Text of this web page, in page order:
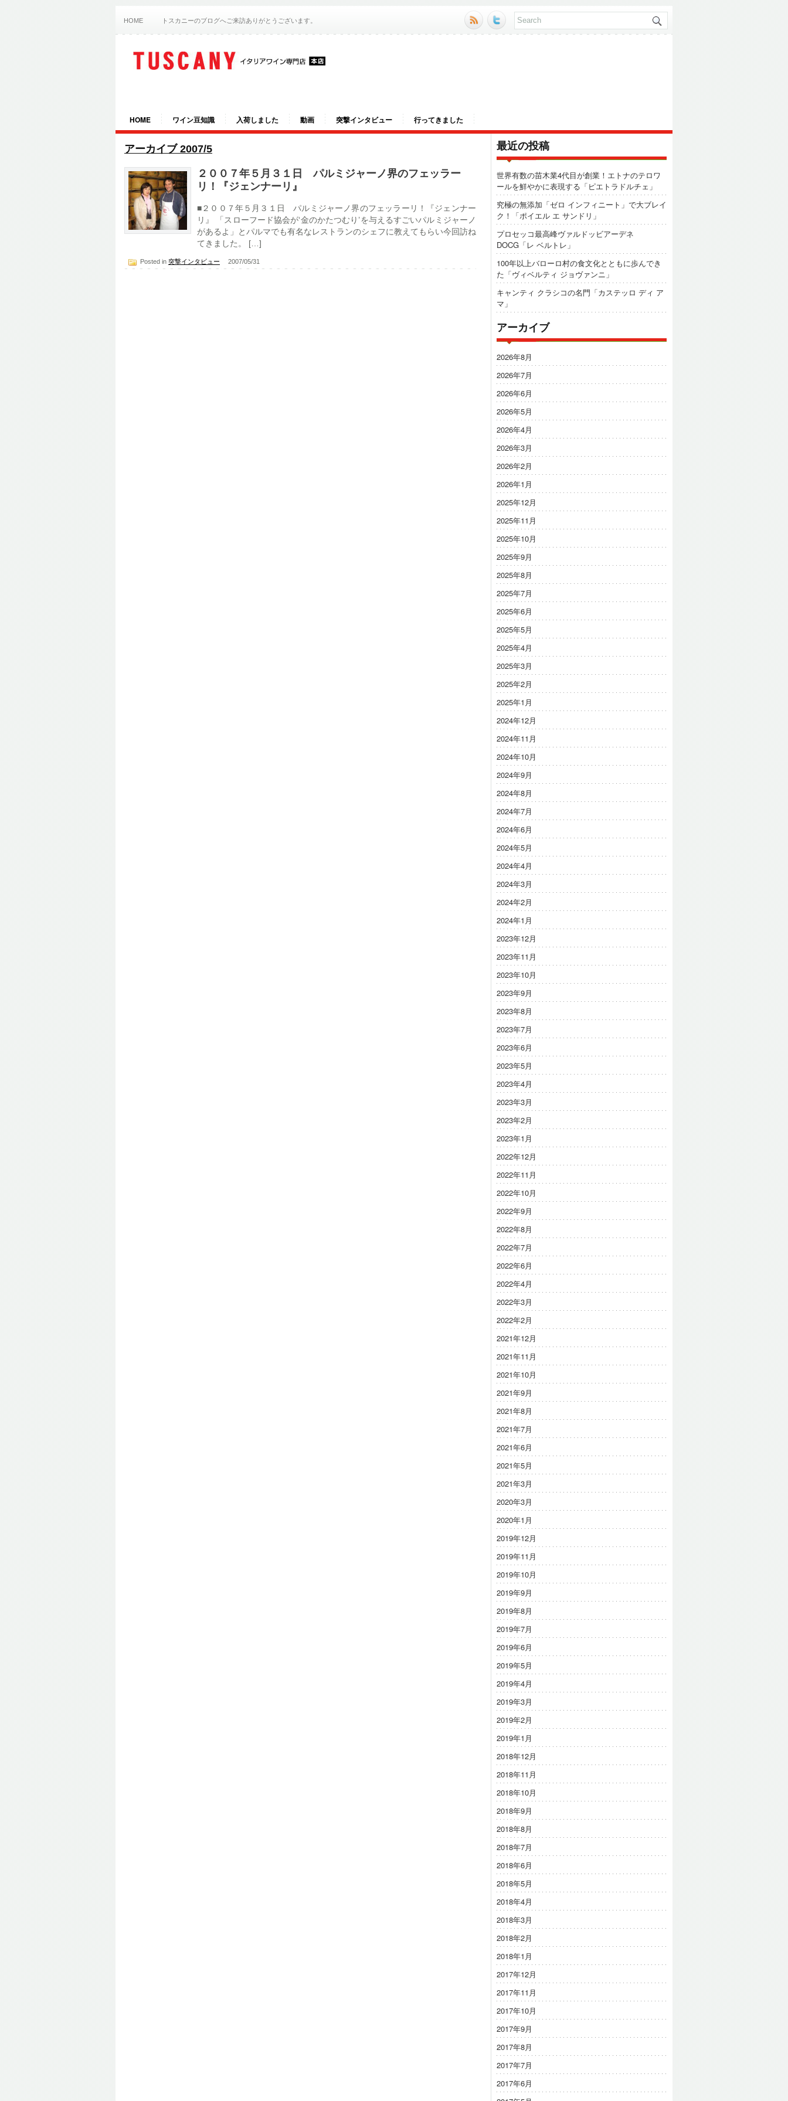
HOME トスカニーのブログへご来訪ありがとうございます。
HOME ワイン豆知識 入荷しました 動画 突撃インタビュー 行ってきました
アーカイブ 2007/5
２００７年５月３１日 パルミジャーノ界のフェッラー
リ！『ジェンナーリ』
■２００７年５月３１日 パルミジャーノ界のフェッラーリ！『ジェンナー
リ』 「スローフード協会が‘金のかたつむり’を与えるすごいパルミジャーノ
があるよ」とパルマでも有名なレストランのシェフに教えてもらい今回訪ね
てきました。 […]
Posted in 突撃インタビュー 2007/05/31
最近の投稿
世界有数の苗木業4代目が創業！エトナのテロワ
ールを鮮やかに表現する「ピエトラドルチェ」
究極の無添加「ゼロ インフィニート」で大ブレイ
ク！「ポイエル エ サンドリ」
プロセッコ最高峰ヴァルドッビアーデネ
DOCG「レ ベルトレ」
100年以上バローロ村の食文化とともに歩んでき
た「ヴィベルティ ジョヴァンニ」
キャンティ クラシコの名門「カステッロ ディ ア
マ」
アーカイブ
2026年8月
2026年7月
2026年6月
2026年5月
2026年4月
2026年3月
2026年2月
2026年1月
2025年12月
2025年11月
2025年10月
2025年9月
2025年8月
2025年7月
2025年6月
2025年5月
2025年4月
2025年3月
2025年2月
2025年1月
2024年12月
2024年11月
2024年10月
2024年9月
2024年8月
2024年7月
2024年6月
2024年5月
2024年4月
2024年3月
2024年2月
2024年1月
2023年12月
2023年11月
2023年10月
2023年9月
2023年8月
2023年7月
2023年6月
2023年5月
2023年4月
2023年3月
2023年2月
2023年1月
2022年12月
2022年11月
2022年10月
2022年9月
2022年8月
2022年7月
2022年6月
2022年4月
2022年3月
2022年2月
2021年12月
2021年11月
2021年10月
2021年9月
2021年8月
2021年7月
2021年6月
2021年5月
2021年3月
2020年3月
2020年1月
2019年12月
2019年11月
2019年10月
2019年9月
2019年8月
2019年7月
2019年6月
2019年5月
2019年4月
2019年3月
2019年2月
2019年1月
2018年12月
2018年11月
2018年10月
2018年9月
2018年8月
2018年7月
2018年6月
2018年5月
2018年4月
2018年3月
2018年2月
2018年1月
2017年12月
2017年11月
2017年10月
2017年9月
2017年8月
2017年7月
2017年6月